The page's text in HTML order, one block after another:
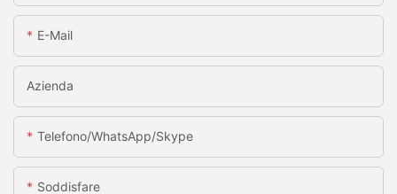
E-Mail
Azienda
Telefono/WhatsApp/Skype
Soddisfare